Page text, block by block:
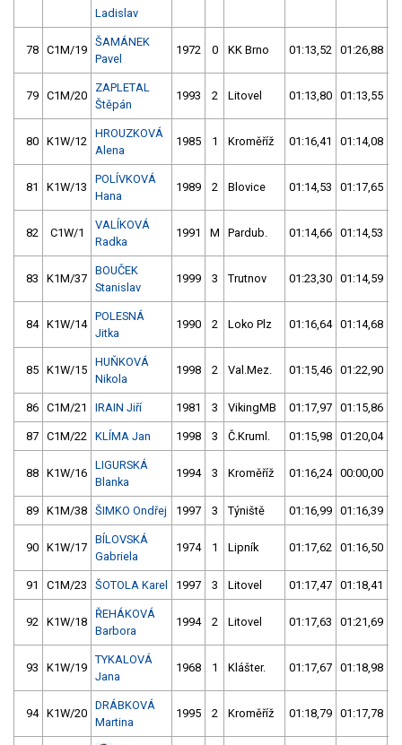
Ladislav
78 C1M/19
ŠAMÁNEK
Pavel
1972 0 KK Brno 01:13,52 01:26,88
79 C1M/20
ZAPLETAL
Štěpán
1993 2 Litovel 01:13,80 01:13,55
80 K1W/12
HROUZKOVÁ
Alena
1985 1 Kroměříž 01:16,41 01:14,08
81 K1W/13
POLÍVKOVÁ
Hana
1989 2 Blovice 01:14,53 01:17,65
82 C1W/1
VALÍKOVÁ
Radka
1991 M Pardub. 01:14,66 01:14,53
83 K1M/37
BOUČEK
Stanislav
1999 3 Trutnov 01:23,30 01:14,59
84 K1W/14
POLESNÁ
Jitka
1990 2 Loko Plz 01:16,64 01:14,68
85 K1W/15
HUŇKOVÁ
Nikola
1998 2 Val.Mez. 01:15,46 01:22,90
86 C1M/21 IRAIN Jiří 1981 3 VikingMB 01:17,97 01:15,86
87 C1M/22 KLÍMA Jan 1998 3 Č.Kruml. 01:15,98 01:20,04
88 K1W/16
LIGURSKÁ
Blanka
1994 3 Kroměříž 01:16,24 00:00,00
89 K1M/38 ŠIMKO Ondřej 1997 3 Týniště 01:16,99 01:16,39
90 K1W/17
BÍLOVSKÁ
Gabriela
1974 1 Lipník 01:17,62 01:16,50
91 C1M/23 ŠOTOLA Karel 1997 3 Litovel 01:17,47 01:18,41
92 K1W/18
ŘEHÁKOVÁ
Barbora
1994 2 Litovel 01:17,63 01:21,69
93 K1W/19
TYKALOVÁ
Jana
1968 1 Klášter. 01:17,67 01:18,98
94 K1W/20
DRÁBKOVÁ
Martina
1995 2 Kroměříž 01:18,79 01:17,78